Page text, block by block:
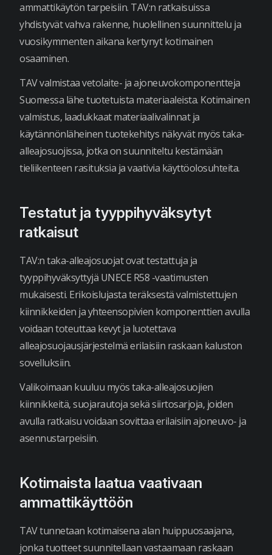
ammattikäytön tarpeisiin. TAV:n ratkaisuissa
yhdistyvät vahva rakenne, huolellinen suunnittelu ja
vuosikymmenten aikana kertynyt kotimainen
osaaminen.
TAV valmistaa vetolaite- ja ajoneuvokomponentteja
Suomessa lähe tuotetuista materiaaleista. Kotimainen
valmistus, laadukkaat materiaalivalinnat ja
käytännönläheinen tuotekehitys näkyvät myös taka-
alleajosuojissa, jotka on suunniteltu kestämään
tieliikenteen rasituksia ja vaativia käyttöolosuhteita.
Testatut ja tyyppihyväksytyt
ratkaisut
TAV:n taka-alleajosuojat ovat testattuja ja
tyyppihyväksyttyjä UNECE R58 -vaatimusten
mukaisesti. Erikoislujasta teräksestä valmistettujen
kiinnikkeiden ja yhteensopivien komponenttien avulla
voidaan toteuttaa kevyt ja luotettava
alleajosuojausjärjestelmä erilaisiin raskaan kaluston
sovelluksiin.
Valikoimaan kuuluu myös taka-alleajosuojien
kiinnikkeitä, suojarautoja sekä siirtosarjoja, joiden
avulla ratkaisu voidaan sovittaa erilaisiin ajoneuvo- ja
asennustarpeisiin.
Kotimaista laatua vaativaan
ammattikäyttöön
TAV tunnetaan kotimaisena alan huippuosaajana,
jonka tuotteet suunnitellaan vastaamaan raskaan